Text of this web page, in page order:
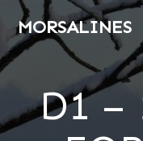
MORSALINES
D1 –